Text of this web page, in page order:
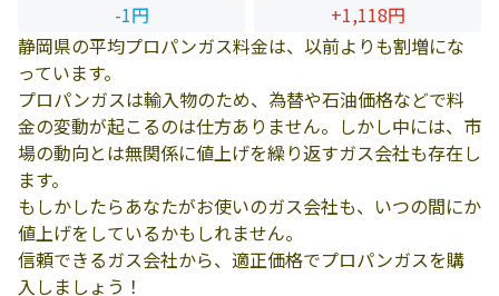
-1円
+1,118円
静岡県の平均プロパンガス料金は、以前よりも割増にな
っています。
プロパンガスは輸入物のため、為替や石油価格などで料
金の変動が起こるのは仕方ありません。しかし中には、市
場の動向とは無関係に値上げを繰り返すガス会社も存在し
ます。
もしかしたらあなたがお使いのガス会社も、いつの間にか
値上げをしているかもしれません。
信頼できるガス会社から、適正価格でプロパンガスを購
入しましょう！